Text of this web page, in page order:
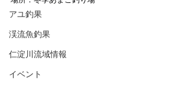
アユ釣果
渓流魚釣果
仁淀川流域情報
イベント